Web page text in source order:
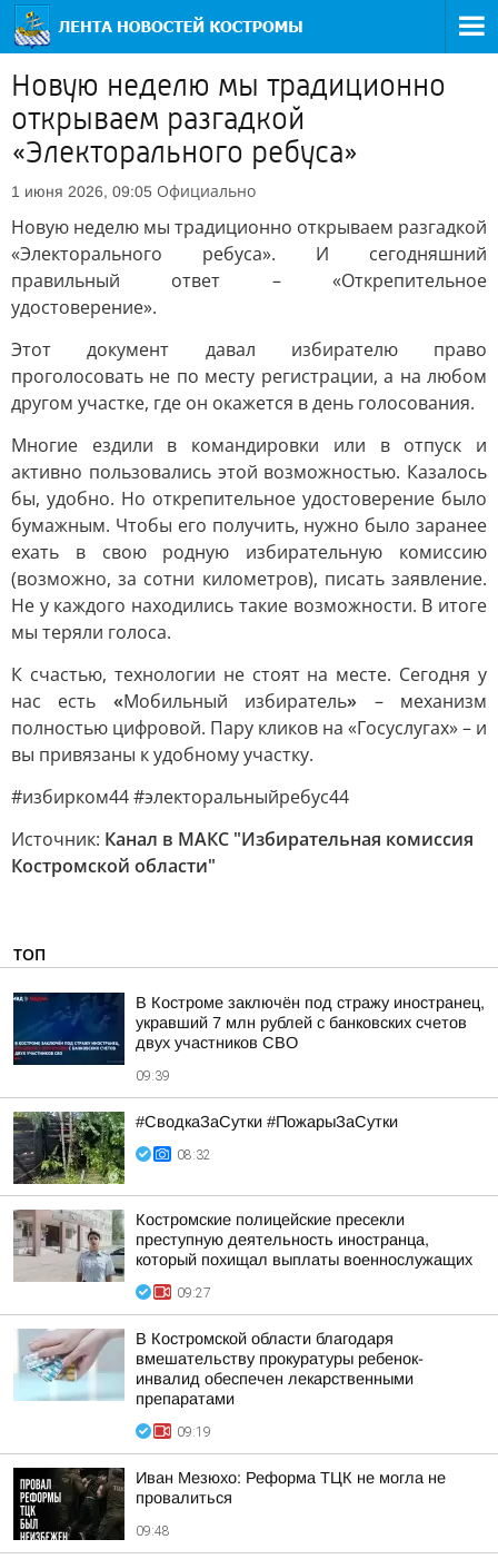
Новую неделю мы традиционно
открываем разгадкой
«Электорального ребуса»
1 июня 2026, 09:05 Официально
Новую неделю мы традиционно открываем разгадкой
«Электорального ребуса». И сегодняшний
правильный ответ – «Открепительное
удостоверение».
Этот документ давал избирателю право
проголосовать не по месту регистрации, а на любом
другом участке, где он окажется в день голосования.
Многие ездили в командировки или в отпуск и
активно пользовались этой возможностью. Казалось
бы, удобно. Но открепительное удостоверение было
бумажным. Чтобы его получить, нужно было заранее
ехать в свою родную избирательную комиссию
(возможно, за сотни километров), писать заявление.
Не у каждого находились такие возможности. В итоге
мы теряли голоса.
К счастью, технологии не стоят на месте. Сегодня у
нас есть «Мобильный избиратель» – механизм
полностью цифровой. Пару кликов на «Госуслугах» – и
вы привязаны к удобному участку.
#избирком44 #электоральныйребус44
Источник: Канал в МАКС "Избирательная комиссия
Костромской области"
ТОП
В Костроме заключён под стражу иностранец,
укравший 7 млн рублей с банковских счетов
двух участников СВО
09:39
#СводкаЗаСутки #ПожарыЗаСутки
08:32
Костромские полицейские пресекли
преступную деятельность иностранца,
который похищал выплаты военнослужащих
09:27
В Костромской области благодаря
вмешательству прокуратуры ребенок-
инвалид обеспечен лекарственными
препаратами
09:19
Иван Мезюхо: Реформа ТЦК не могла не
провалиться
09:48